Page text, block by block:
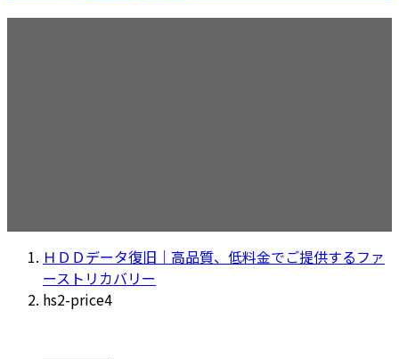
ＨＤＤデータ復旧｜高品質、低料金でご提供するファ
ーストリカバリー
hs2-price4